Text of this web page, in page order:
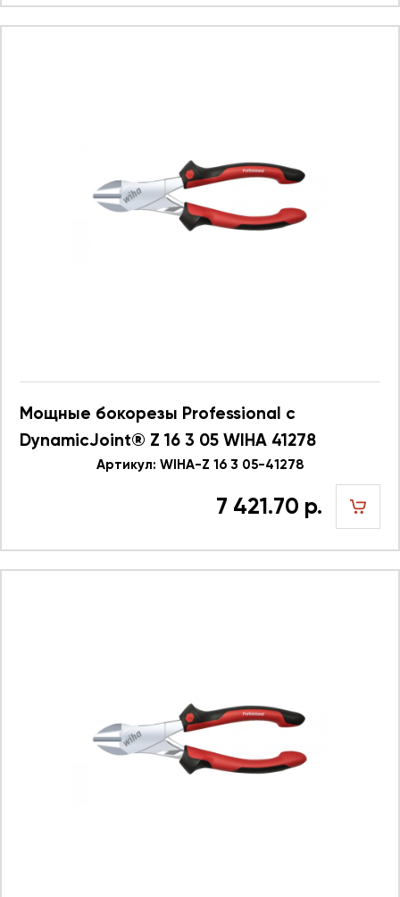
Мощные бокорезы Professional с
DynamicJoint® Z 16 3 05 WIHA 41278
Артикул: WIHA-Z 16 3 05-41278
7 421.70 р.